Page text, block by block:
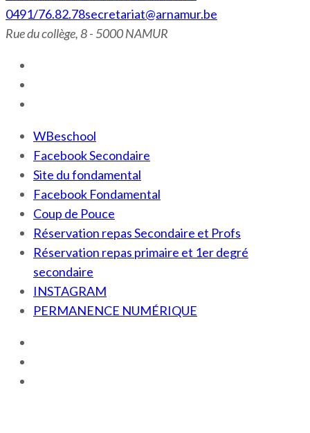
0491/76.82.78secretariat@arnamur.be
Rue du collège, 8 - 5000 NAMUR
WBeschool
Facebook Secondaire
Site du fondamental
Facebook Fondamental
Coup de Pouce
Réservation repas Secondaire et Profs
Réservation repas primaire et 1er degré
secondaire
INSTAGRAM
PERMANENCE NUMÉRIQUE